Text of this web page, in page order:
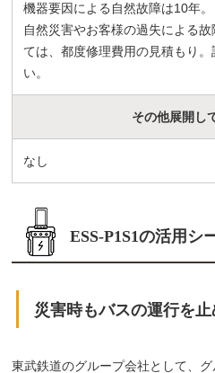
機器要因による自然故障は10年。
自然災害やお客様の過失による
ては、都度修理費用の見積もり
い。
その他展開し
なし
ESS-P1S1の活用シ
災害時もバスの運行を
東武鉄道のグループ会社として、